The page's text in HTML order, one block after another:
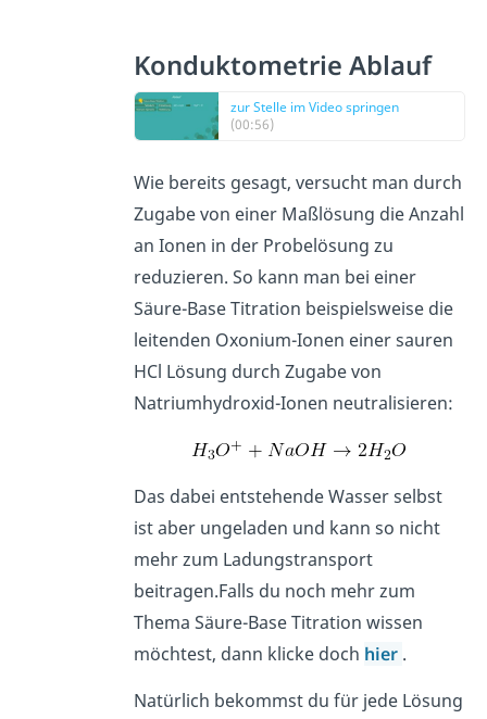
Konduktometrie Ablauf
zur Stelle im Video springen
(00:56)
Wie bereits gesagt, versucht man durch
Zugabe von einer Maßlösung die Anzahl
an Ionen in der Probelösung zu
reduzieren. So kann man bei einer
Säure-Base Titration beispielsweise die
leitenden Oxonium-Ionen einer sauren
HCl Lösung durch Zugabe von
Natriumhydroxid-Ionen neutralisieren:
Das dabei entstehende Wasser selbst
ist aber ungeladen und kann so nicht
mehr zum Ladungstransport
beitragen.Falls du noch mehr zum
Thema Säure-Base Titration wissen
möchtest, dann klicke doch hier .
Natürlich bekommst du für jede Lösung